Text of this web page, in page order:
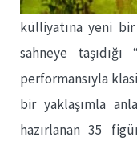
külliyatına yeni
sahneye
performansıyla
bir yaklaşımla
hazırlanan 35